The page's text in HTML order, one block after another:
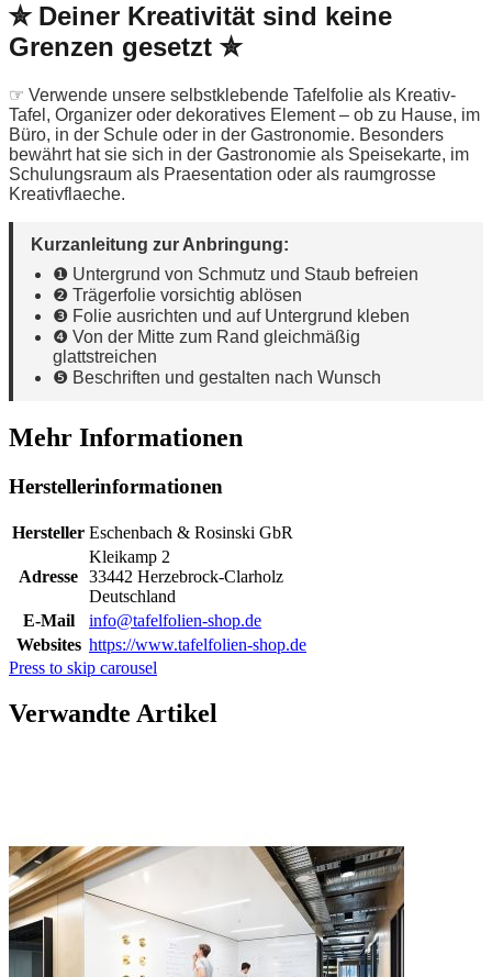
✮ Deiner Kreativität sind keine
Grenzen gesetzt ✮
☞ Verwende unsere selbstklebende Tafelfolie als Kreativ-
Tafel, Organizer oder dekoratives Element – ob zu Hause, im
Büro, in der Schule oder in der Gastronomie. Besonders
bewährt hat sie sich in der Gastronomie als Speisekarte, im
Schulungsraum als Praesentation oder als raumgrosse
Kreativflaeche.
Kurzanleitung zur Anbringung:
❶ Untergrund von Schmutz und Staub befreien
❷ Trägerfolie vorsichtig ablösen
❸ Folie ausrichten und auf Untergrund kleben
❹ Von der Mitte zum Rand gleichmäßig
glattstreichen
❺ Beschriften und gestalten nach Wunsch
Mehr Informationen
Herstellerinformationen
Hersteller Eschenbach & Rosinski GbR
Adresse
Kleikamp 2
33442 Herzebrock-Clarholz
Deutschland
E-Mail
info@tafelfolien-shop.de
Websites https://www.tafelfolien-shop.de
Press to skip carousel
Verwandte Artikel